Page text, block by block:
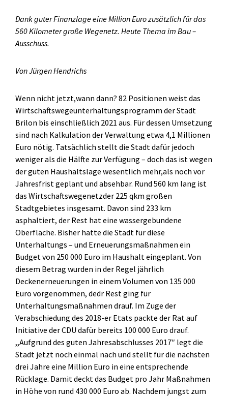
Dank guter Finanzlage eine Million Euro zusätzlich für das
560 Kilometer große Wegenetz. Heute Thema im Bau –
Ausschuss.
Von Jürgen Hendrichs
Wenn nicht jetzt,wann dann? 82 Positionen weist das
Wirtschaftswegeunterhaltungsprogramm der Stadt
Brilon bis einschließlich 2021 aus. Für dessen Umsetzung
sind nach Kalkulation der Verwaltung etwa 4,1 Millionen
Euro nötig. Tatsächlich stellt die Stadt dafür jedoch
weniger als die Hälfte zur Verfügung – doch das ist wegen
der guten Haushaltslage wesentlich mehr,als noch vor
Jahresfrist geplant und absehbar. Rund 560 km lang ist
das Wirtschaftswegenetzder 225 qkm großen
Stadtgebietes insgesamt. Davon sind 233 km
asphaltiert, der Rest hat eine wassergebundene
Oberfläche. Bisher hatte die Stadt für diese
Unterhaltungs – und Erneuerungsmaßnahmen ein
Budget von 250 000 Euro im Haushalt eingeplant. Von
diesem Betrag wurden in der Regel jährlich
Deckenerneuerungen in einem Volumen von 135 000
Euro vorgenommen, dedr Rest ging für
Unterhaltungsmaßnahmen drauf. Im Zuge der
Verabschiedung des 2018-er Etats packte der Rat auf
Initiative der CDU dafür bereits 100 000 Euro drauf.
,,Aufgrund des guten Jahresabschlusses 2017″ legt die
Stadt jetzt noch einmal nach und stellt für die nächsten
drei Jahre eine Million Euro in eine entsprechende
Rücklage. Damit deckt das Budget pro Jahr Maßnahmen
in Höhe von rund 430 000 Euro ab. Nachdem jungst zum